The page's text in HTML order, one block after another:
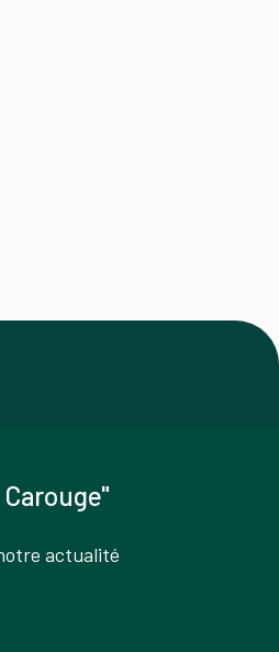
actualité